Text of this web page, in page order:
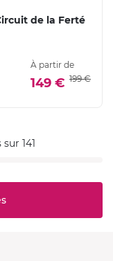
de la Ferté
À partir de
149 € 199 €
141